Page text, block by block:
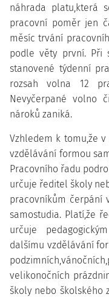
náhrada platu,která
pracovní poměr jen
měsíc trvání
podle věty první. Při
stanovené týdenní
rozsah volna 12
Nevyčerpané volno
nároků zaniká.
Vzhledem k tomu,že
vzdělávání formou
Pracovního řadu
určuje ředitel školy
pracovníkům čerpání
samostudia. Platí,že
určuje
dalšímu vzdělávání
velikonočních
školy nebo školského